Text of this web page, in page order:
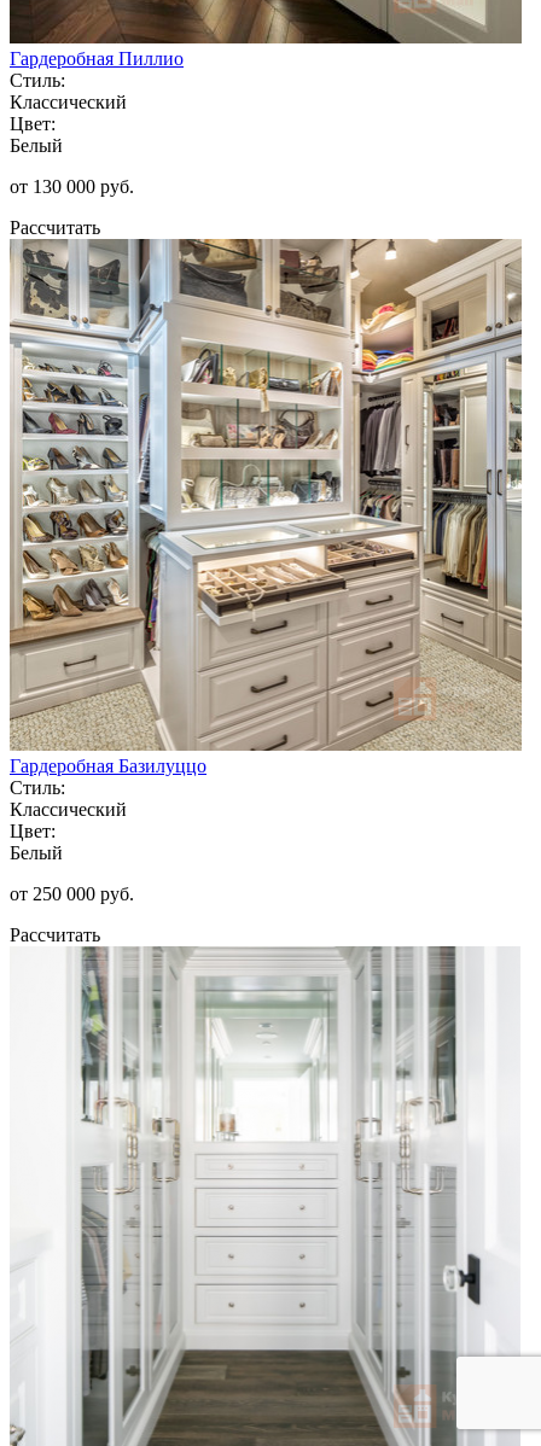
Гардеробная Пиллио
Стиль:
Классический
Цвет:
Белый
от 130 000 руб.
Рассчитать
Гардеробная Базилуццо
Стиль:
Классический
Цвет:
Белый
от 250 000 руб.
Рассчитать